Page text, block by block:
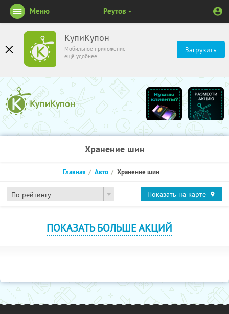
КупиКупон
Мобильное приложение
ещё удобнее
Загрузить
Меню Реутов
Хранение шин
По рейтингу
Главная Авто Хранение шин
Показать на карте
ПОКАЗАТЬ БОЛЬШЕ АКЦИЙ